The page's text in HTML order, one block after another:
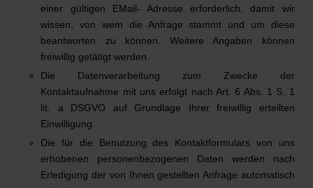
einer gültigen EMail- Adresse erforderlich, damit wir
wissen, von wem die Anfrage stammt und um diese
beantworten zu können. Weitere Angaben können
freiwillig getätigt werden.
Die Datenverarbeitung zum Zwecke der
Kontaktaufnahme mit uns erfolgt nach Art. 6 Abs. 1 S. 1
lit. a DSGVO auf Grundlage Ihrer freiwillig erteilten
Einwilligung.
Die für die Benutzung des Kontaktformulars von uns
erhobenen personenbezogenen Daten werden nach
Erledigung der von Ihnen gestellten Anfrage automatisch